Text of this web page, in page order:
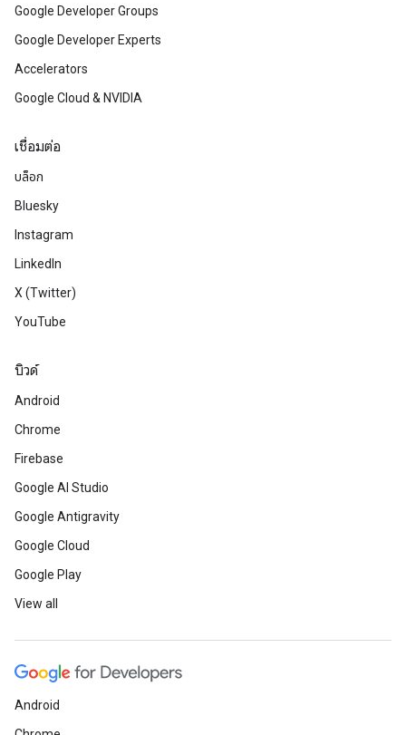
Google Developer Groups
Google Developer Experts
Accelerators
Google Cloud & NVIDIA
เชื่อมต่อ
บล็อก
Bluesky
Instagram
LinkedIn
X (Twitter)
YouTube
บิวด์
Android
Chrome
Firebase
Google AI Studio
Google Antigravity
Google Cloud
Google Play
View all
Android